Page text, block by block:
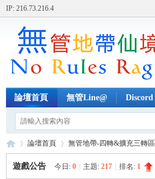
IP: 216.73.216.4
論壇首頁 無管Line@ Discord
論壇首頁 無管地帶-四轉&擴充三轉區
遊戲公告 今日: 0 主題: 217 排名: 1